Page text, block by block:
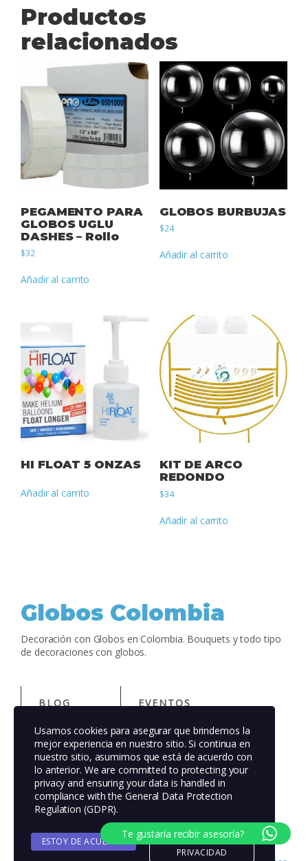
Productos
relacionados
PEGAMENTO PARA
GLOBOS UGLU
DASHES – Rollo
$32
Añadir al carrito
GLOBOS BURBUJAS
$24
Añadir al carrito
HI FLOAT 5 ONZAS
Añadir al carrito
KIT DE ARCO
REDONDO
$34
Añadir al carrito
Globos Colombia
Decoración con Globos en Colombia. Bouquets y todo tipo
de decoraciones con globos.
BLOG
ACERCA DE
FAQS
AUTORES
EVENTOS
TIENDA
PATRONES
Usamos cookies para asegurar que brindemos la
mejor experiencia en nuestro sitio. Si continua en
nuestro sitio, asumimos que está de acuerdo con
lo anterior. We are committed to protecting your
privacy and ensuring your data is handled in
compliance with theGeneral Data Protection
Regulation (GDPR).
ESTOY DE ACUERDO
POLITICA DE
PRIVACIDAD
Te gustaría recibir asesoría?